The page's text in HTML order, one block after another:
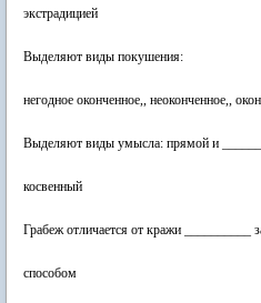
экстрадицией
Выделяют виды покушения:
негодное оконченное,, неоконченное,,
Выделяют виды умысла: прямой и
косвенный
Грабеж отличается от кражи __________
способом